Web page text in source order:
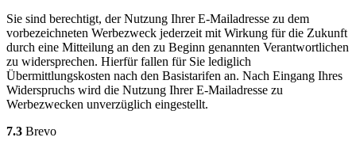
Sie sind berechtigt, der Nutzung Ihrer E-Mailadresse zu dem
vorbezeichneten Werbezweck jederzeit mit Wirkung für die Zukunft
durch eine Mitteilung an den zu Beginn genannten Verantwortlichen
zu widersprechen. Hierfür fallen für Sie lediglich
Übermittlungskosten nach den Basistarifen an. Nach Eingang Ihres
Widerspruchs wird die Nutzung Ihrer E-Mailadresse zu
Werbezwecken unverzüglich eingestellt.
7.3 Brevo